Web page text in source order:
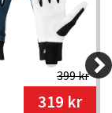
399 kr
319 kr